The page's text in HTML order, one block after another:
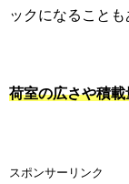
ックになることも
荷室の広さや積
スポンサーリンク